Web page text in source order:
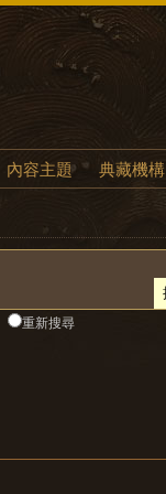
內容主題 典藏機構
重新搜尋